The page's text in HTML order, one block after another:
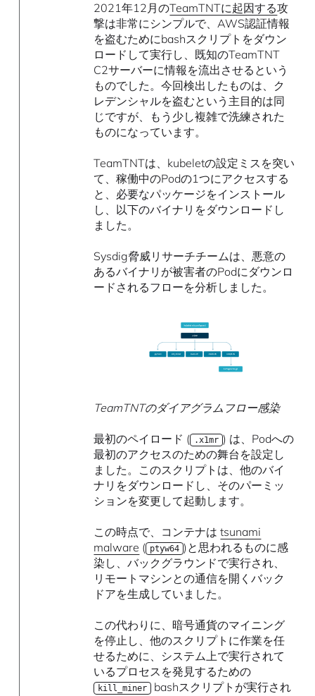
2021年12月のTeamTNTに起因する攻
撃は非常にシンプルで、AWS認証情報
を盗むためにbashスクリプトをダウン
ロードして実行し、既知のTeamTNT
C2サーバーに情報を流出させるという
ものでした。今回検出したものは、ク
レデンシャルを盗むという主目的は同
じですが、もう少し複雑で洗練された
ものになっています。
TeamTNTは、kubeletの設定ミスを突い
て、稼働中のPodの1つにアクセスする
と、必要なパッケージをインストール
し、以下のバイナリをダウンロードし
ました。
Sysdig脅威リサーチチームは、悪意の
あるバイナリが被害者のPodにダウンロ
ードされるフローを分析しました。
TeamTNTのダイアグラムフロー感染
最初のペイロード ( .x1mr ) は、Podへの
最初のアクセスのための舞台を設定し
ました。このスクリプトは、他のバイ
ナリをダウンロードし、そのパーミッ
ションを変更して起動します。
この時点で、コンテナはtsunami
malware ( ptyw64 )と思われるものに感
染し、バックグラウンドで実行され、
リモートマシンとの通信を開くバック
ドアを生成していました。
この代わりに、暗号通貨のマイニング
を停止し、他のスクリプトに作業を任
せるために、システム上で実行されて
いるプロセスを発見するための
kill_miner bashスクリプトが実行され